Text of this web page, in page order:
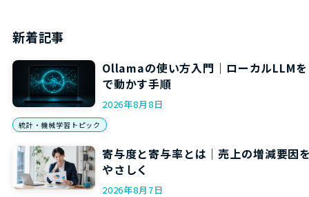
新着記事
Ollamaの使い方入門｜ローカルLLM
で動かす手順
2026年8月8日
統計・機械学習トピック
寄与度と寄与率とは｜売上の増減要因
やさしく
2026年8月7日